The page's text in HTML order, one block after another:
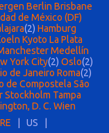
Berlin Brisbane
de México (DF)
(2) Hamburg
Kyoto La Plata
Medellín
York City(2) Oslo(2)
de Janeiro Roma(2)
de Compostela São
Stockholm Tampa
D. C. Wien
| US |